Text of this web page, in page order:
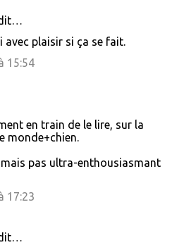
avec plaisir si ça se fait.
15:54
en train de le lire, sur la
monde+chien.
pas ultra-enthousiasmant
17:23